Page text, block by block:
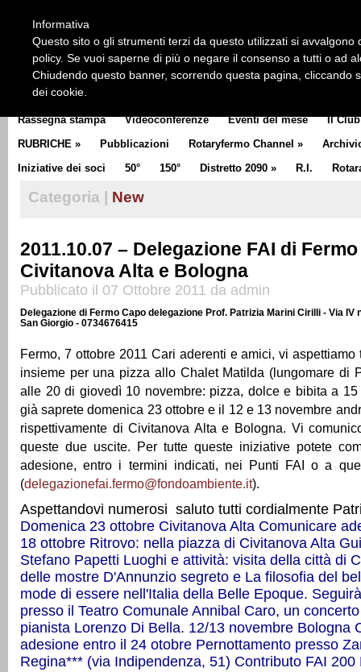
CLUB COMMUNICATOR
Rassegna stampa Videoconferenze Eventi del mese Il Club
RUBRICHE » Pubblicazioni Rotaryfermo Channel »
Iniziative dei soci
50° 150° Distretto 2090 » R.I.
Categoria | New
2011.10.07 – Delegazione FAI di
Civitanova Alta e Bologna
Pubblicato il 07 Ottobre 2011 da admin
Delegazione di Fermo Capo delegazione Prof. Patrizia Marini Cirilli - Via IV
San Giorgio - 0734676415
Fermo, 7 ottobre 2011 Cari aderenti e amici, vi aspettiamo
insieme per una pizza allo Chalet Matilda (lungomare di
alle 20 di giovedì 10 novembre: pizza, dolce e bibita a
già saprete domenica 23 ottobre e il 12 e 13 novembre
rispettivamente di Civitanova Alta e Bologna. Vi
queste due uscite. Per tutte queste iniziative potete
adesione, entro i termini indicati, nei Punti FAI o a
(delegazionefai.fermo@fondoambiente.it).
Aspettandovi numerosi saluto tutti cordialmente
Domenica 23 ottobre Civitanova Alta Comunicare
18 ottobre Ritrovo: nella piazza di Civitanova Alta
Stefano Papetti Luoghi e attività: visita della città di
delle mostre D'Annunzio segreto e La filosofia del
mode di essere nell'Italia della Belle Epoque.
presso il Teatro Comunale Annibal Caro, un
pianista Lorenzo Di Bella. 12/13 novembre Bologna
adesione entro il 24 otobre Pernottamento presso
Regina*** (via Indipendenza, 51) Contributo FAI 200
Informativa
Questo sito o gli strumenti terzi da questo utilizzati si
policy. Se vuoi saperne di più o negare il consenso a tutti o ad
Chiudendo questo banner, scorrendo questa pagina, cliccando
dei cookie.